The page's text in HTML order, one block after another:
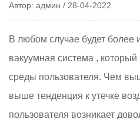
Автор: админ / 28-04-2022
В любом случае будет более
вакуумная система , который
среды пользователя. Чем
выше тенденция к утечке
пользователя возникает